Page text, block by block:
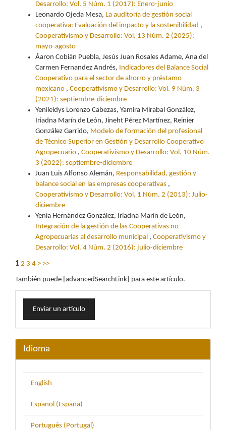
Desarrollo: Vol. 5 Núm. 1 (2017): Enero-junio
Leonardo Ojeda Mesa, La auditoría de gestión social
cooperativa: Evaluación del impacto y la sostenibilidad ,
Cooperativismo y Desarrollo: Vol. 13 Núm. 2 (2025):
mayo-agosto
Áaron Cobián Puebla, Jesús Juan Rosales Adame, Ana del
Carmen Fernandez Andrés, Indicadores del Balance Social
Cooperativo para el sector de ahorro y préstamo
mexicano , Cooperativismo y Desarrollo: Vol. 9 Núm. 3
(2021): septiembre-diciembre
Yenileidys Lorenzo Cabezas, Yamira Mirabal González,
Iriadna Marín de León, Jineht Pérez Martínez, Reinier
González Garrido, Modelo de formación del profesional
de Técnico Superior en Gestión y Desarrollo Cooperativo
Agropecuario , Cooperativismo y Desarrollo: Vol. 10 Núm.
3 (2022): septiembre-diciembre
Juan Luis Alfonso Alemán, Responsabilidad, gestión y
balance social en las empresas cooperativas ,
Cooperativismo y Desarrollo: Vol. 1 Núm. 2 (2013): Julio-
diciembre
Yenia Hernández González, Iriadna Marín de León,
Integración de la gestión de las Cooperativas no
Agropecuarias al desarrollo municipal , Cooperativismo y
Desarrollo: Vol. 4 Núm. 2 (2016): julio-diciembre
1 2 3 4 > >>
También puede {advancedSearchLink} para este artículo.
Enviar
unEnviar un artículo
Idioma
English
Español (España)
Português (Portugal)